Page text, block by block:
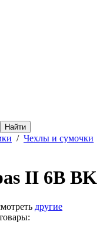
/ Чехлы и сумочки
II 6B BK
другие